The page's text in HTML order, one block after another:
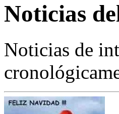
Noticias
Noticias de